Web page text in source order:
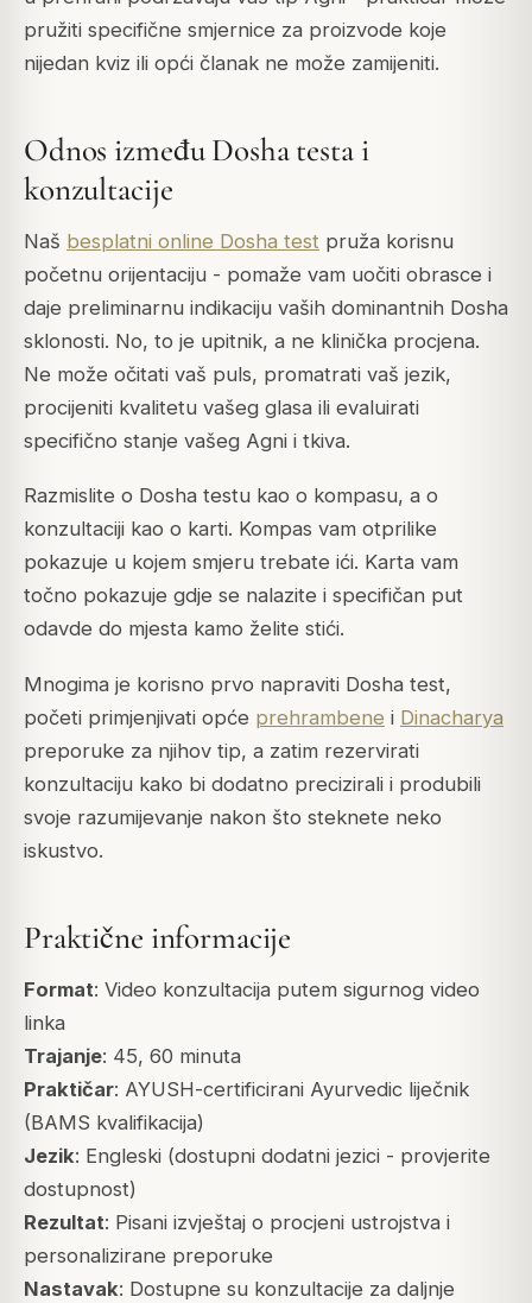
pružiti specifične smjernice za proizvode koje
nijedan kviz ili opći članak ne može zamijeniti.
Odnos između Dosha testa i
konzultacije
Naš besplatni online Dosha test pruža korisnu
početnu orijentaciju - pomaže vam uočiti obrasce i
daje preliminarnu indikaciju vaših dominantnih Dosha
sklonosti. No, to je upitnik, a ne klinička procjena.
Ne može očitati vaš puls, promatrati vaš jezik,
procijeniti kvalitetu vašeg glasa ili evaluirati
specifično stanje vašeg Agni i tkiva.
Razmislite o Dosha testu kao o kompasu, a o
konzultaciji kao o karti. Kompas vam otprilike
pokazuje u kojem smjeru trebate ići. Karta vam
točno pokazuje gdje se nalazite i specifičan put
odavde do mjesta kamo želite stići.
Mnogima je korisno prvo napraviti Dosha test,
početi primjenjivati opće prehrambene i Dinacharya
preporuke za njihov tip, a zatim rezervirati
konzultaciju kako bi dodatno precizirali i produbili
svoje razumijevanje nakon što steknete neko
iskustvo.
Praktične informacije
Format: Video konzultacija putem sigurnog video
linka
Trajanje: 45, 60 minuta
Praktičar: AYUSH-certificirani Ayurvedic liječnik
(BAMS kvalifikacija)
Jezik: Engleski (dostupni dodatni jezici - provjerite
dostupnost)
Rezultat: Pisani izvještaj o procjeni ustrojstva i
personalizirane preporuke
Nastavak: Dostupne su konzultacije za daljnje